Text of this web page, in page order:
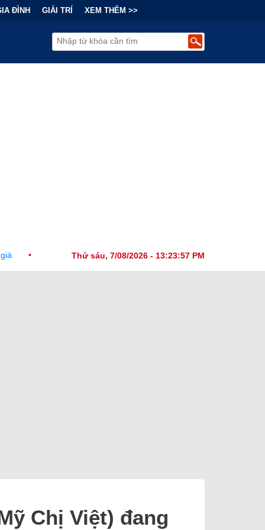
ĐÌNH GIẢI TRÍ XEM THÊM >>
Thứ sáu, 7/08/2026 - 13:23:59 PM
Sau "Cơn Sốt" Trà Sữa Nhượng Quyền: Lợi Nhuận Thuộc Về Ai?
Chị Việt) đang